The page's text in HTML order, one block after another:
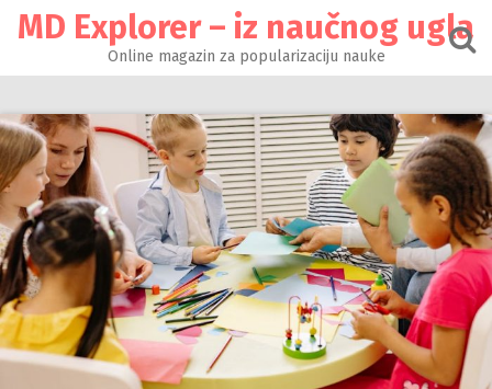
MD Explorer – iz naučnog ugla
Online magazin za popularizaciju nauke